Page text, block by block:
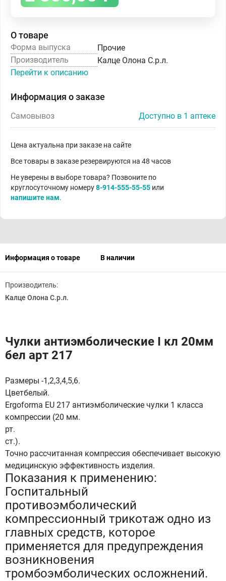
О товаре
Форма выпуска
Прочие
Производитель
Калце Олона С.р.л.
Перейти к описанию
Информация о заказе
Самовывоз Доступно в 1 аптеке
Цена актуальна при заказе на сайте
Все товары в заказе резервируются на 48 часов
Не уверены в выборе товара? Позвоните по
круглосуточному номеру8-914-555-55-55 или
напишите нам.
Информация о товаре В наличии
Производитель:
Калце Олона С.р.л.
Чулки антиэмболические I кл 20мм
бел арт 217
Размеры -1,2,3,4,5,6.
Цветбелый.
Ergoforma EU 217 антиэмболические чулки 1 класса
компрессии (20 мм.
рт.
ст.).
Точно рассчитанная компрессия обеспечивает высокую
медицинскую эффективность изделия.
Показания к применению:
Госпитальный
противоэмболический
компрессионный трикотаж одно из
главных средств, которое
применяется для предупреждения
возникновения
тромбоэмболических осложнений.